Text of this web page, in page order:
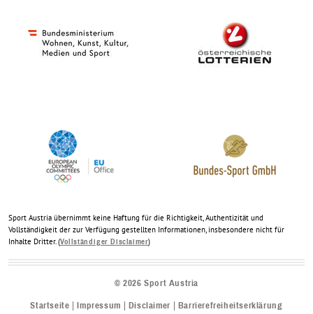
Sport Austria übernimmt keine Haftung für die Richtigkeit, Authentizität und
Vollständigkeit der zur Verfügung gestellten Informationen, insbesondere nicht für
Inhalte Dritter. (Vollständiger Disclaimer)
©2026 Sport Austria
Startseite Impressum Disclaimer Barrierefreiheitserklärung